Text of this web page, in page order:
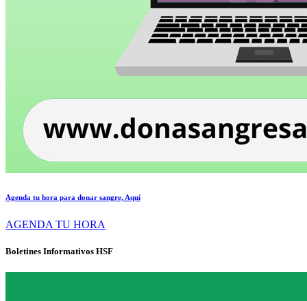
Agenda tu hora para donar sangre, Aquí
AGENDA TU HORA
Boletines Informativos HSF